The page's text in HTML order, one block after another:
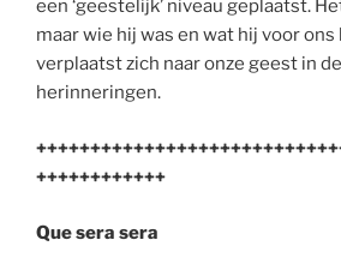
een ‘geestelijk’ niveau geplaatst.
maar wie hij was en wat hij voor
verplaatst zich naar onze geest in
herinneringen.
++++++++++++
Que sera sera